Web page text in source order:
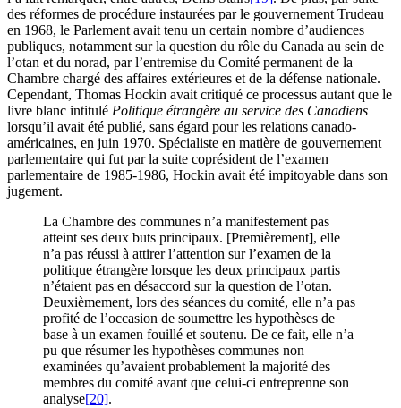
des réformes de procédure instaurées par le gouvernement Trudeau
en 1968, le Parlement avait tenu un certain nombre d’audiences
publiques, notamment sur la question du rôle du Canada au sein de
l’otan et du norad, par l’entremise du Comité permanent de la
Chambre chargé des affaires extérieures et de la défense nationale.
Cependant, Thomas Hockin avait critiqué ce processus autant que le
livre blanc intitulé Politique étrangère au service des Canadiens
lorsqu’il avait été publié, sans égard pour les relations canado-
américaines, en juin 1970. Spécialiste en matière de gouvernement
parlementaire qui fut par la suite coprésident de l’examen
parlementaire de 1985-1986, Hockin avait été impitoyable dans son
jugement.
La Chambre des communes n’a manifestement pas
atteint ses deux buts principaux. [Premièrement], elle
n’a pas réussi à attirer l’attention sur l’examen de la
politique étrangère lorsque les deux principaux partis
n’étaient pas en désaccord sur la question de l’otan.
Deuxièmement, lors des séances du comité, elle n’a pas
profité de l’occasion de soumettre les hypothèses de
base à un examen fouillé et soutenu. De ce fait, elle n’a
pu que résumer les hypothèses communes non
examinées qu’avaient probablement la majorité des
membres du comité avant que celui-ci entreprenne son
analyse[20].